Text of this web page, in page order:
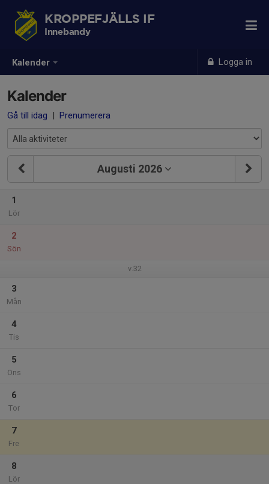
Kalender Logga in
KROPPEFJÄLLS IF
Innebandy
Kalender
Gå till idag | Prenumerera
Augusti 2026
1
Lör
2
Sön
v.32
3
Mån
4
Tis
5
Ons
6
Tor
7
Fre
8
Lör